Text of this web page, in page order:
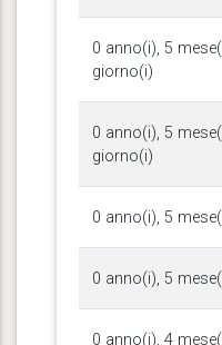
0 anno(i), 5
giorno(i)
0 anno(i), 5
giorno(i)
0 anno(i), 5
0 anno(i), 5
0 anno(i), 4